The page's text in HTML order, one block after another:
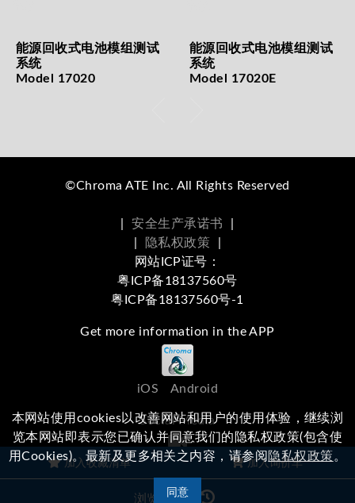
能源回收式电池模组测试
系统
Model 17020
能源回收式电池模组测试
系统
Model 17020E
加入收藏清单 加入询价车
©Chroma ATE Inc. All Rights Reserved
安全生产承诺书
隐私权政策
网站ICP证号：
粤ICP备18137560号
粤ICP备18137560号-1
Get more information in the APP
iOS Android
Social Media
浏览本站有任何问题， 欢迎留下您的建议
本网站使用cookies以改善网站和用户的使用体验，继续浏
览本网站即表示您已确认并同意我们的隐私权政策(包含使
用Cookies)。最新及更多相关之内容，请参阅 隐私权政策 。
同意
浏览记录